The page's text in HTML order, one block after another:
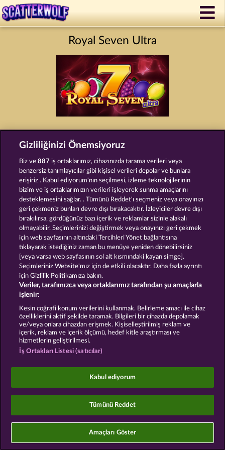
Royal Seven Ultra
Hüküm ve Koşullar
Şirket SSS Facebook
İptal talebini gönder
Sosyal casino oyunları sadece eğlence amaçlıdır ve
gerçek parayla oynanan kumar oyunlarında
gelecekte elde edilebilecek olası başarılar üzerinde
kesinlikle hiçbir etkisi yoktur.
©2026 Whow Games GmbH
Gizliliğinizi Önemsiyoruz
Biz ve887 iş ortaklarımız, cihazınızda tarama verileri veya
benzersiz tanımlayıcılar gibi kişisel verileri depolar ve bunlara
erişiriz . Kabul ediyorum'nın seçilmesi, izleme teknolojilerinin
bizim ve iş ortaklarımızın verileri işleyerek sunma amaçlarını
desteklemesini sağlar. . Tümünü Reddet'ı seçmeniz veya onayınızı
geri çekmeniz bunları devre dışı bırakacaktır. İzleyiciler devre dışı
bırakılırsa, gördüğünüz bazı içerik ve reklamlar sizinle alakalı
olmayabilir. Seçimlerinizi değiştirmek veya onayınızı geri çekmek
için web sayfasının altındaki Tercihleri Yönet bağlantısına
tıklayarak istediğiniz zaman bu menüye yeniden dönebilirsiniz
[veya varsa web sayfasının sol alt kısmındaki kayan simge].
Seçimleriniz Website'mız için de etkili olacaktır. Daha fazla ayrıntı
için Gizlilik Politikamıza bakın.
Veriler, tarafımızca veya ortaklarımız tarafından şu amaçlarla
işlenir:
Kesin coğrafi konum verilerini kullanmak. Belirleme amacı ile cihaz
özelliklerini aktif şekilde taramak. Bilgileri bir cihazda depolamak
ve/veya onlara cihazdan erişmek. Kişiselleştirilmiş reklam ve
içerik, reklam ve içerik ölçümü, hedef kitle araştırması ve
hizmetlerin geliştirilmesi.
İş Ortakları Listesi (satıcılar)
Kabul ediyorum
Tümünü Reddet
Amaçları Göster